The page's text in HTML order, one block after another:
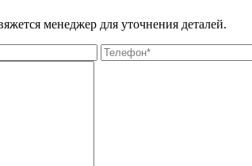
менеджер для уточнения деталей.